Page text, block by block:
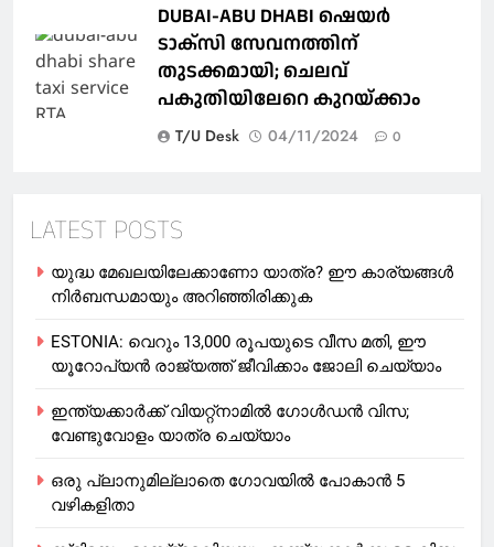
DUBAI-ABU DHABI ഷെയര്‍
ടാക്‌സി സേവനത്തിന്
തുടക്കമായി; ചെലവ്
പകുതിയിലേറെ കുറയ്ക്കാം
T/U Desk 04/11/2024 0
LATEST POSTS
യുദ്ധ മേഖലയിലേക്കാണോ യാത്ര? ഈ കാര്യങ്ങള്‍
നിര്‍ബന്ധമായും അറിഞ്ഞിരിക്കുക
ESTONIA: വെറും 13,000 രൂപയുടെ വീസ മതി, ഈ
യൂറോപ്യന്‍ രാജ്യത്ത് ജീവിക്കാം ജോലി ചെയ്യാം
ഇന്ത്യക്കാർക്ക് വിയറ്റ്‌നാമില്‍ ഗോള്‍ഡന്‍ വിസ;
വേണ്ടുവോളം യാത്ര ചെയ്യാം
ഒരു പ്ലാനുമില്ലാതെ ഗോവയില്‍ പോകാൻ 5
വഴികളിതാ